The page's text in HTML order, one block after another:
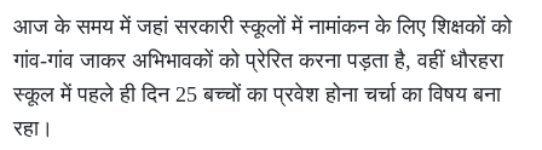
आज के समय में जहां सरकारी स्कूलों में नामांकन के लिए शिक्षकों को
गांव-गांव जाकर अभिभावकों को प्रेरित करना पड़ता है, वहीं धौरहरा
स्कूल में पहले ही दिन 25 बच्चों का प्रवेश होना चर्चा का विषय बना
रहा।